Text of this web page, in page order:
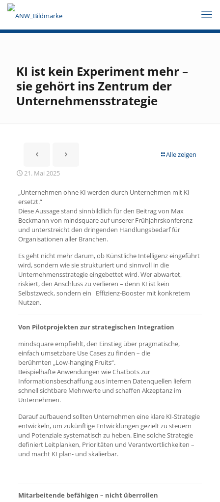
KI ist kein Experiment mehr –
sie gehört ins Zentrum der
Unternehmensstrategie
Alle zeigen
21. Mai 2025
„Unternehmen ohne KI werden durch Unternehmen mit KI
ersetzt.“
Diese Aussage stand sinnbildlich für den Beitrag von Max
Beckmann von mindsquare auf unserer Frühjahrskonferenz –
und unterstreicht den dringenden Handlungsbedarf für
Organisationen aller Branchen.
Es geht nicht mehr darum, ob Künstliche Intelligenz eingeführt
wird, sondern wie sie strukturiert und sinnvoll in die
Unternehmensstrategie eingebettet wird. Wer abwartet,
riskiert, den Anschluss zu verlieren – denn KI ist kein
Selbstzweck, sondern ein Effizienz-Booster mit konkretem
Nutzen.
Von Pilotprojekten zur strategischen Integration
mindsquare empfiehlt, den Einstieg über pragmatische,
einfach umsetzbare Use Cases zu finden – die
berühmten „Low-hanging Fruits“.
Beispielhafte Anwendungen wie Chatbots zur
Informationsbeschaffung aus internen Datenquellen liefern
schnell sichtbare Mehrwerte und schaffen Akzeptanz im
Unternehmen.
Darauf aufbauend sollten Unternehmen eine klare KI-Strategie
entwickeln, um zukünftige Entwicklungen gezielt zu steuern
und Potenziale systematisch zu heben. Eine solche Strategie
definiert Leitplanken, Prioritäten und Verantwortlichkeiten –
und macht KI plan- und skalierbar.
Mitarbeitende befähigen – nicht überrollen